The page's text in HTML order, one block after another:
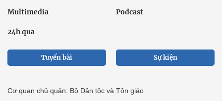
Multimedia Podcast
24h qua
Tuyến bài Sự kiện
Cơ quan chủ quản: Bộ Dân tộc và Tôn giáo